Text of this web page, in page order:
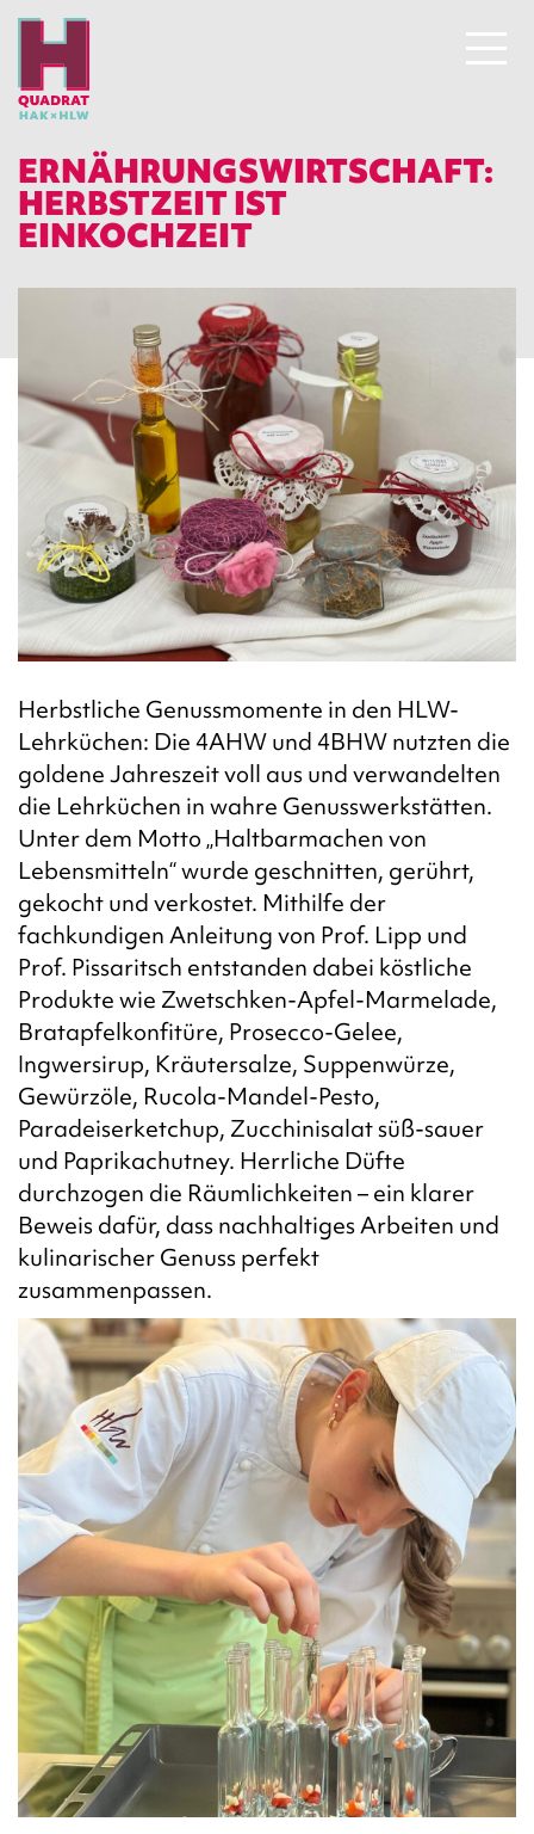
ERNÄHRUNGSWIRTSCHAFT:
HERBSTZEIT IST
EINKOCHZEIT
Herbstliche Genussmomente in den HLW-
Lehrküchen: Die 4AHW und 4BHW nutzten die
goldene Jahreszeit voll aus und verwandelten
die Lehrküchen in wahre Genusswerkstätten.
Unter dem Motto „Haltbarmachen von
Lebensmitteln“ wurde geschnitten, gerührt,
gekocht und verkostet. Mithilfe der
fachkundigen Anleitung von Prof. Lipp und
Prof. Pissaritsch entstanden dabei köstliche
Produkte wie Zwetschken-Apfel-Marmelade,
Bratapfelkonfitüre, Prosecco-Gelee,
Ingwersirup, Kräutersalze, Suppenwürze,
Gewürzöle, Rucola-Mandel-Pesto,
Paradeiserketchup, Zucchinisalat süß-sauer
und Paprikachutney. Herrliche Düfte
durchzogen die Räumlichkeiten – ein klarer
Beweis dafür, dass nachhaltiges Arbeiten und
kulinarischer Genuss perfekt
zusammenpassen.